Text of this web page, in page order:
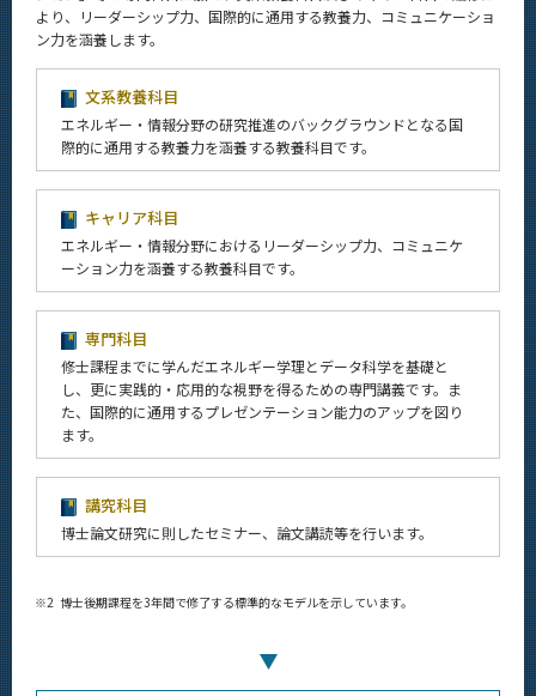
より、リーダーシップ力、国際的に通用する教養力、コミュニケーショ
ン力を涵養します。
文系教養科目
エネルギー・情報分野の研究推進のバックグラウンドとなる国
際的に通用する教養力を涵養する教養科目です。
キャリア科目
エネルギー・情報分野におけるリーダーシップ力、コミュニケ
ーション力を涵養する教養科目です。
専門科目
修士課程までに学んだエネルギー学理とデータ科学を基礎と
し、更に実践的・応用的な視野を得るための専門講義です。ま
た、国際的に通用するプレゼンテーション能力のアップを図り
ます。
講究科目
博士論文研究に則したセミナー、論文講読等を行います。
※2 博士後期課程を3年間で修了する標準的なモデルを示しています。